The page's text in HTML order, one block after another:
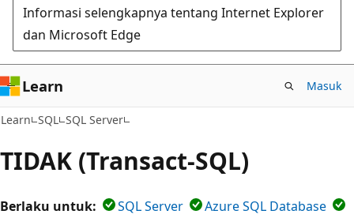
Informasi selengkapnya tentang Internet Explorer
dan Microsoft Edge
Learn Masuk
Learn SQL SQL Server
TIDAK (Transact-SQL)
Berlaku untuk: SQL Server
Azure SQL Database